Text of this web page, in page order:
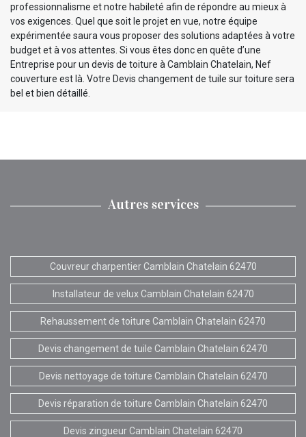
professionnalisme et notre habileté afin de répondre au mieux à
vos exigences. Quel que soit le projet en vue, notre équipe
expérimentée saura vous proposer des solutions adaptées à votre
budget et à vos attentes. Si vous êtes donc en quête d’une
Entreprise pour un devis de toiture à Camblain Chatelain, Nef
couverture est là. Votre Devis changement de tuile sur toiture sera
bel et bien détaillé.
Autres services
Couvreur charpentier Camblain Chatelain 62470
Installateur de velux Camblain Chatelain 62470
Rehaussement de toiture Camblain Chatelain 62470
Devis changement de tuile Camblain Chatelain 62470
Devis nettoyage de toiture Camblain Chatelain 62470
Devis réparation de toiture Camblain Chatelain 62470
Devis zingueur Camblain Chatelain 62470